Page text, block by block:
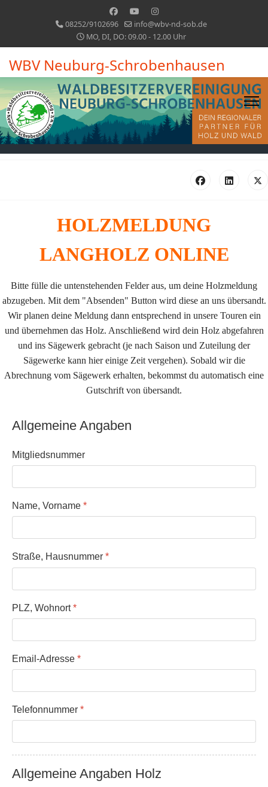
08252/9102696
info@wbv-nd-sob.de
MO, DI, DO: 09.00 - 12.00 Uhr
WBV Neuburg-Schrobenhausen
HOLZMELDUNG
LANGHOLZ ONLINE
Bitte fülle die untenstehenden Felder aus, um deine Holzmeldung
abzugeben. Mit dem "Absenden" Button wird diese an uns übersandt.
Wir planen deine Meldung dann entsprechend in unsere Touren ein
und übernehmen das Holz. Anschließend wird dein Holz abgefahren
und ins Sägewerk gebracht (je nach Saison und Zuteilung der
Sägewerke kann hier einige Zeit vergehen). Sobald wir die
Abrechnung vom Sägewerk erhalten, bekommst du automatisch eine
Gutschrift von übersandt.
Allgemeine Angaben
Mitgliedsnummer
Name, Vorname *
Straße, Hausnummer *
PLZ, Wohnort*
Email-Adresse *
Telefonnummer *
Allgemeine Angaben Holz